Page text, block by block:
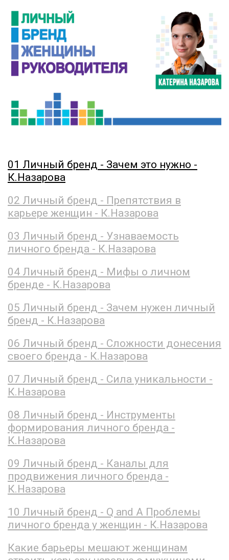
01 Личный бренд - Зачем это нужно -
К.Назарова
02 Личный бренд - Препятствия в
карьере женщин - К.Назарова
03 Личный бренд - Узнаваемость
личного бренда - К.Назарова
04 Личный бренд - Мифы о личном
бренде - К.Назарова
05 Личный бренд - Зачем нужен личный
бренд - К.Назарова
06 Личный бренд - Сложности донесения
своего бренда - К.Назарова
07 Личный бренд - Сила уникальности -
К.Назарова
08 Личный бренд - Инструменты
формирования личного бренда -
К.Назарова
09 Личный бренд - Каналы для
продвижения личного бренда -
К.Назарова
10 Личный бренд - Q and A Проблемы
личного бренда у женщин - К.Назарова
Какие барьеры мешают женщинам